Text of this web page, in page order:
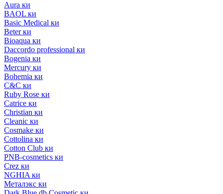
Aura ки
BAOL ки
Basic Medical ки
Beter ки
Bioaqua ки
Daccordo professional ки
Bogenia ки
Mercury ки
Bohemia ки
C&C ки
Ruby Rose ки
Catrice ки
Christian ки
Cleanic ки
Cosmake ки
Cottolina ки
Cotton Club ки
PNB-cosmetics ки
Crez ки
NGHIA ки
Металэкс ки